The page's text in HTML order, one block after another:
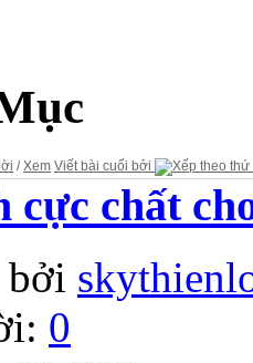
/Xem Viết bài cuối bởi
cực chất
bởi
0